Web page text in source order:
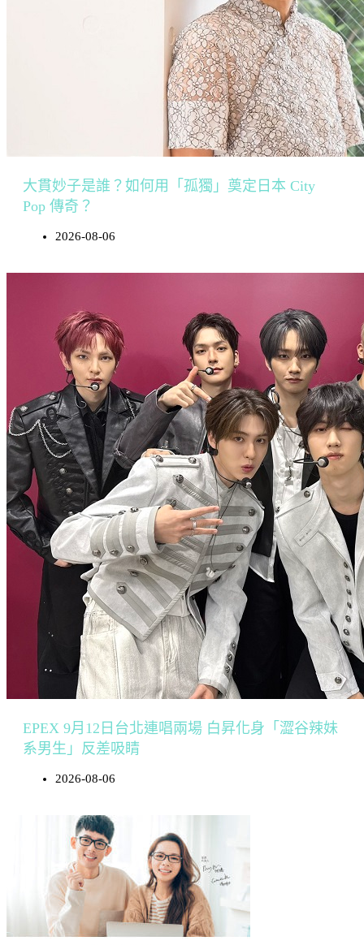
大貫妙子是誰？如何用「孤獨」奠定日本 City
Pop 傳奇？
2026-08-06
EPEX 9月12日台北連唱兩場 白昇化身「澀谷辣妹
系男生」反差吸睛
2026-08-06